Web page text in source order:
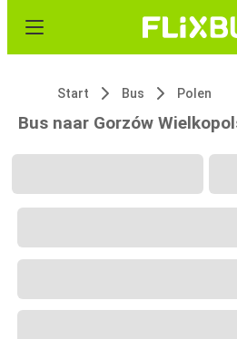
Start Bus Polen
Bus naar Gorzów